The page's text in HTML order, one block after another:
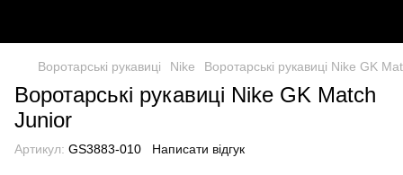
Воротарські рукавиці Nike Воротарські рукавиці Nike GK
Воротарські рукавиці Nike GK Match
Junior
Артикул: GS3883-010 Написати відгук